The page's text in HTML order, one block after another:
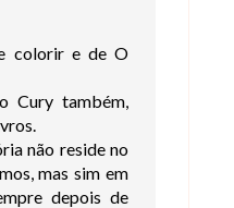
colorir e de O
Cury também,
não reside no
mas sim em
depois de